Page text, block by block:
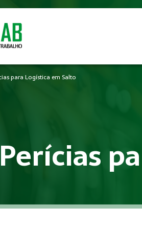
para Logística em Salto
Perícias
e administrativas previstas